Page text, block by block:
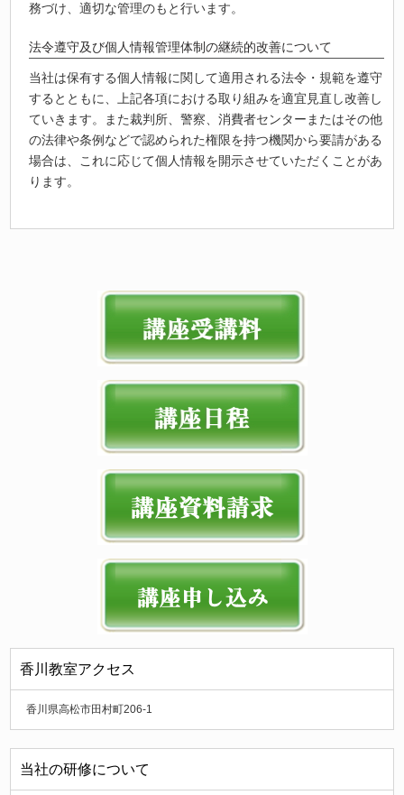
務づけ、適切な管理のもと行います。
法令遵守及び個人情報管理体制の継続的改善について
当社は保有する個人情報に関して適用される法令・規範を遵守
するとともに、上記各項における取り組みを適宜見直し改善し
ていきます。また裁判所、警察、消費者センターまたはその他
の法律や条例などで認められた権限を持つ機関から要請がある
場合は、これに応じて個人情報を開示させていただくことがあ
ります。
香川教室アクセス
香川県高松市田村町206-1
当社の研修について